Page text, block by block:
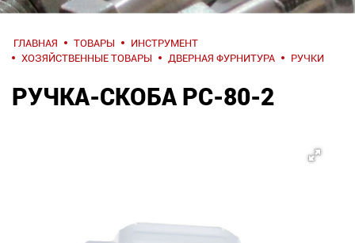
НАПИШИТЕ
НАМ
О компании
ГЛАВНАЯ ТОВАРЫ
ИНСТРУМЕНТ
ХОЗЯЙСТВЕННЫЕ ТОВАРЫ
ДВЕРНАЯ ФУРНИТУРА РУЧКИ
РУЧКА-СКОБА РС-80-2